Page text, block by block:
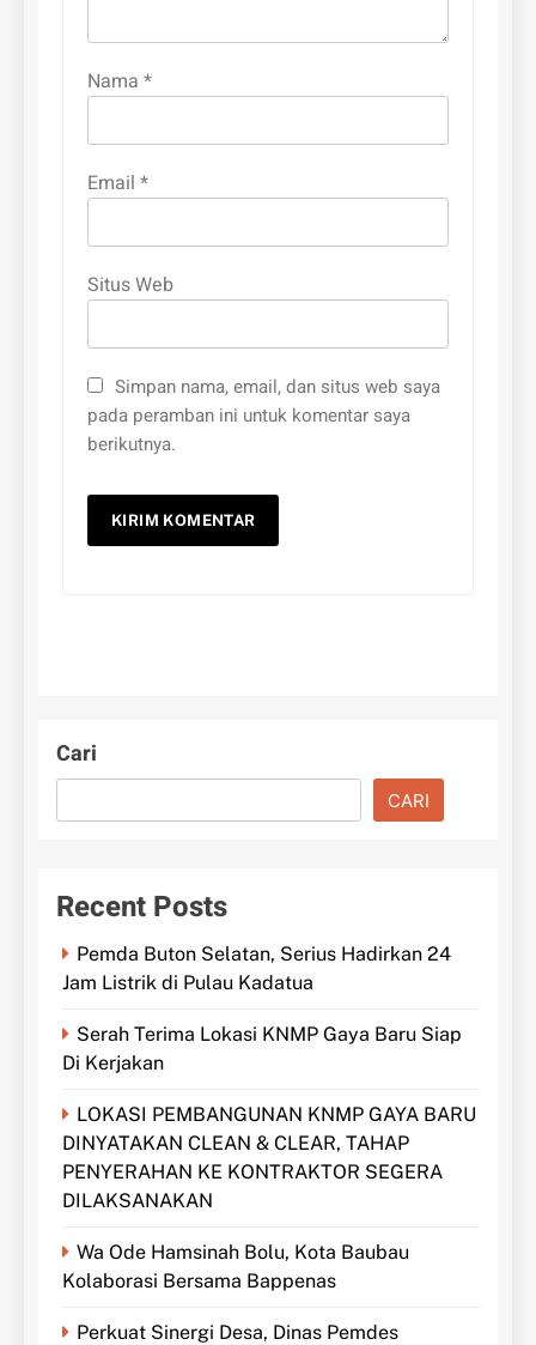
Nama *
Email *
Situs Web
Simpan nama, email, dan situs web saya
pada peramban ini untuk komentar saya
berikutnya.
Cari
CARI
Recent Posts
Pemda Buton Selatan, Serius Hadirkan 24
Jam Listrik di Pulau Kadatua
Serah Terima Lokasi KNMP Gaya Baru Siap
Di Kerjakan
LOKASI PEMBANGUNAN KNMP GAYA BARU
DINYATAKAN CLEAN & CLEAR, TAHAP
PENYERAHAN KE KONTRAKTOR SEGERA
DILAKSANAKAN
Wa Ode Hamsinah Bolu, Kota Baubau
Kolaborasi Bersama Bappenas
Perkuat Sinergi Desa, Dinas Pemdes